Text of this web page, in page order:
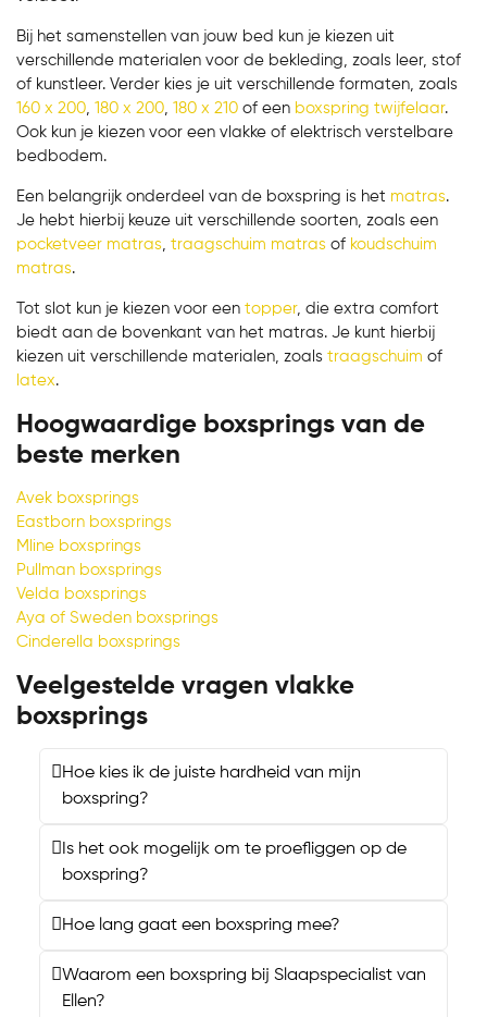
Bekijk product
Bij het samenstellen van jouw bed kun je kiezen uit
verschillende materialen voor de bekleding, zoals leer, stof
of kunstleer. Verder kies je uit verschillende formaten, zoals
160 x 200, 180 x 200, 180 x 210 of een boxspring twijfelaar.
Ook kun je kiezen voor een vlakke of elektrisch verstelbare
bedbodem.
Een belangrijk onderdeel van de boxspring is het matras.
Je hebt hierbij keuze uit verschillende soorten, zoals een
pocketveer matras, traagschuim matras of koudschuim
matras.
Tot slot kun je kiezen voor een topper, die extra comfort
biedt aan de bovenkant van het matras. Je kunt hierbij
kiezen uit verschillende materialen, zoals traagschuim of
latex.
Hoogwaardige boxsprings van de
beste merken
Avek boxsprings
Eastborn boxsprings
Mline boxsprings
Pullman boxsprings
Velda boxsprings
Aya of Sweden boxsprings
Cinderella boxsprings
Veelgestelde vragen vlakke
boxsprings
Hoe kies ik de juiste hardheid van mijn
boxspring?
Is het ook mogelijk om te proefliggen op de
boxspring?
Hoe lang gaat een boxspring mee?
Waarom een boxspring bij Slaapspecialist van
Ellen?